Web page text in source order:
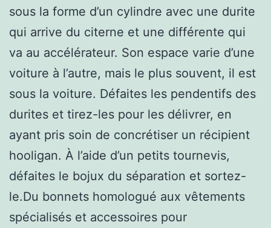
sous la forme d’un cylindre avec une durite
qui arrive du citerne et une différente qui
va au accélérateur. Son espace varie d’une
voiture à l’autre, mais le plus souvent, il est
sous la voiture. Défaites les pendentifs des
durites et tirez-les pour les délivrer, en
ayant pris soin de concrétiser un récipient
hooligan. À l’aide d’un petits tournevis,
défaites le bojux du séparation et sortez-
le.Du bonnets homologué aux vêtements
spécialisés et accessoires pour